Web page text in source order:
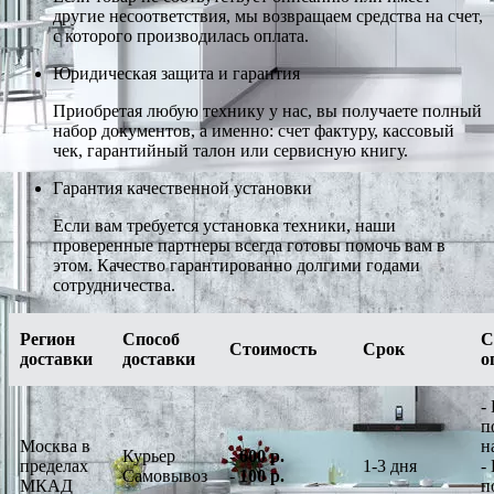
другие несоответствия, мы возвращаем средства на счет,
с которого производилась оплата.
Юридическая защита и гарантия
Приобретая любую технику у нас, вы получаете полный
набор документов, а именно: счет фактуру, кассовый
чек, гарантийный талон или сервисную книгу.
Гарантия качественной установки
Если вам требуется установка техники, наши
проверенные партнеры всегда готовы помочь вам в
этом. Качество гарантированно долгими годами
сотрудничества.
Регион
доставки
Способ
доставки
Стоимость Срок
Москва в
пределах
МКАД
Курьер
Самовывоз
-600 р.
-100 р.
1-3 дня
-
-